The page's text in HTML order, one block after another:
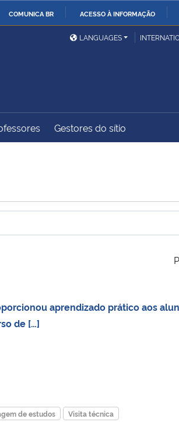
COMUNICA BR ACESSO À INFORMAÇÃO
Ministério das Relações
Exteriores
Controladoria-Geral da
LANGUAGES
Gestores do sítio
aprendizado prático aos
de […]
de estudos Visita técnica